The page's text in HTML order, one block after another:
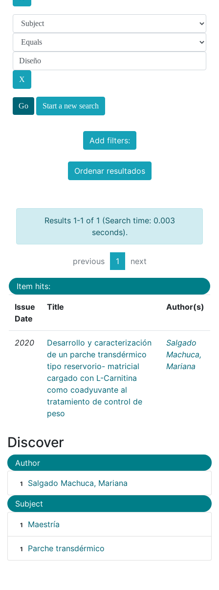
Start a new search
Add filters:
Ordenar resultados
Results 1-1 of 1 (Search time: 0.003
seconds).
previous 1 next
Item hits:
Issue
Date
Title Author(s)
2020
Desarrollo y caracterización
de un parche transdérmico
tipo reservorio- matricial
cargado con L-Carnitina
como coadyuvante al
tratamiento de control de
peso
Salgado
Machuca,
Mariana
Discover
Author
1 Salgado Machuca, Mariana
Subject
1 Maestría
1 Parche transdérmico